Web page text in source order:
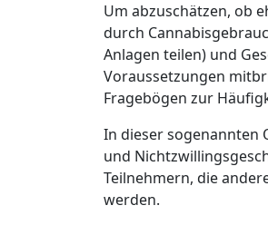
Um abzuschätzen, ob
durch
Anlagen teilen) und
Voraussetzungen
Fragebögen zur
In dieser sogenannten
und
Teilnehmern, die
werden.